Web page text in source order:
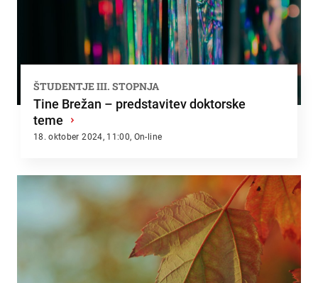
ŠTUDENTJE III. STOPNJA
Tine Brežan – predstavitev doktorske
teme ›
18. oktober 2024, 11:00, On-line